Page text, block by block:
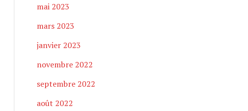
mai 2023
mars 2023
janvier 2023
novembre 2022
septembre 2022
août 2022